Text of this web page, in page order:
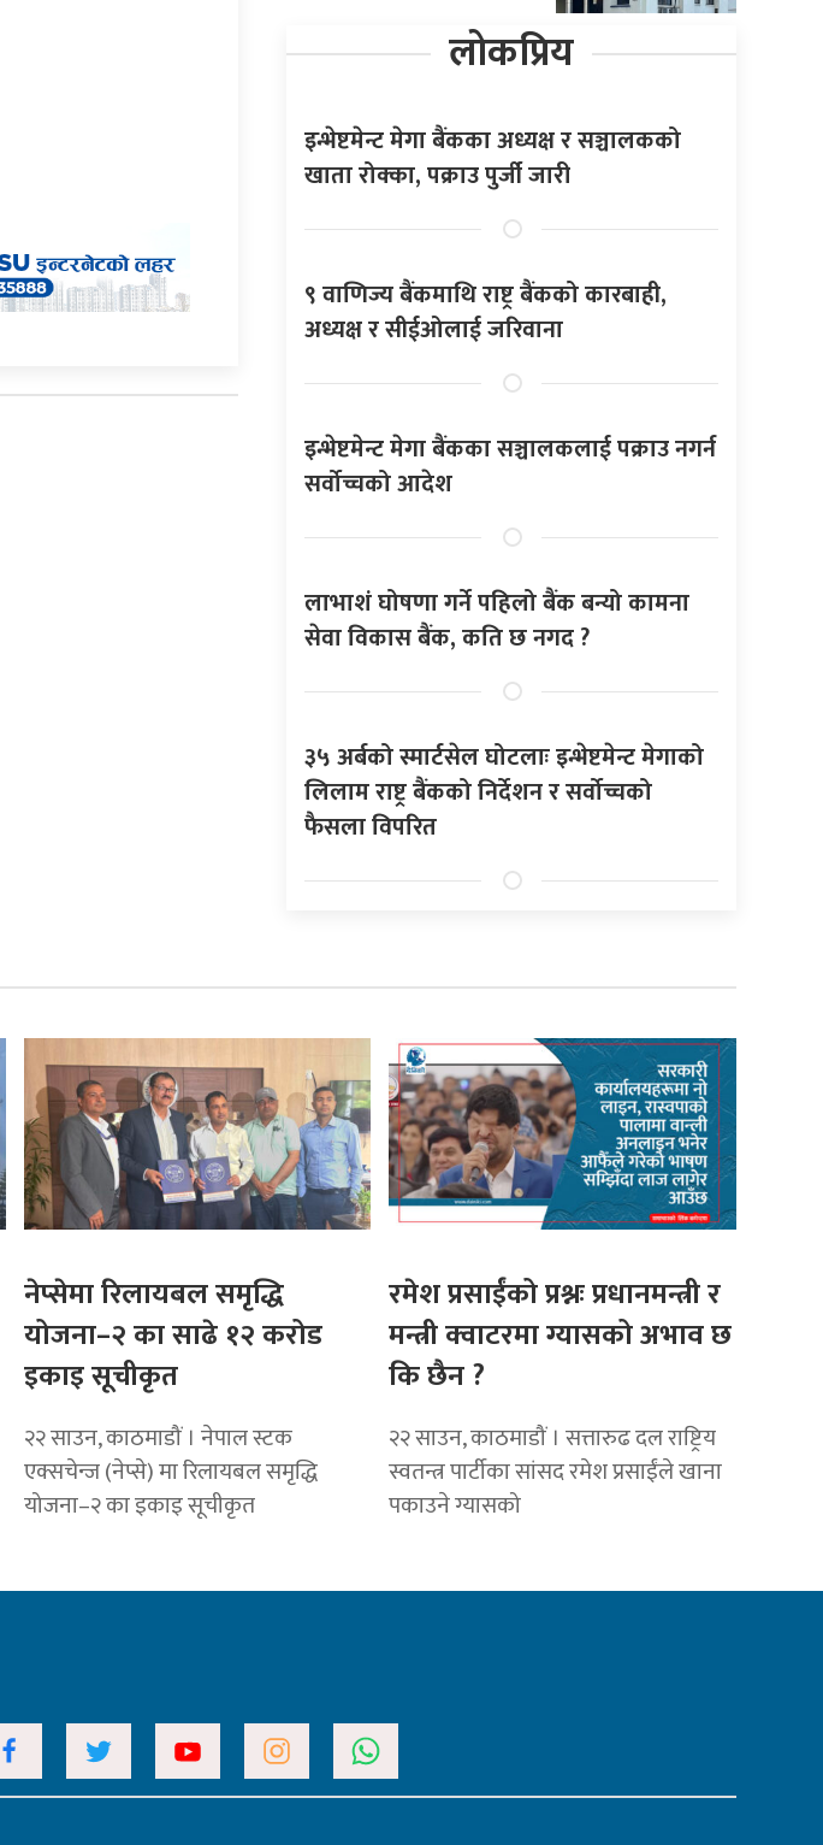
लोकप्रिय
इन्भेष्टमेन्ट मेगा बैंकका अध्यक्ष र सञ्चालकको
खाता रोक्का, पक्राउ पुर्जी जारी
९ वाणिज्य बैंकमाथि राष्ट्र बैंकको कारबाही,
अध्यक्ष र सीईओलाई जरिवाना
इन्भेष्टमेन्ट मेगा बैंकका सञ्चालकलाई पक्राउ नगर्न
सर्वोच्चको आदेश
लाभाशं घोषणा गर्ने पहिलो बैंक बन्यो कामना
सेवा विकास बैंक, कति छ नगद ?
३५ अर्बको स्मार्टसेल घोटलाः इन्भेष्टमेन्ट मेगाको
लिलाम राष्ट्र बैंकको निर्देशन र सर्वोच्चको
फैसला विपरित
नेप्सेमा रिलायबल समृद्धि
योजना–२ का साढे १२ करोड
इकाइ सूचीकृत
२२ साउन, काठमाडौं । नेपाल स्टक
एक्सचेन्ज (नेप्से) मा रिलायबल समृद्धि
योजना–२ का इकाइ सूचीकृत
रमेश प्रसाईंको प्रश्नः प्रधानमन्त्री र
मन्त्री क्वाटरमा ग्यासको अभाव छ
कि छैन ?
२२ साउन, काठमाडौं । सत्तारुढ दल राष्ट्रिय
स्वतन्त्र पार्टीका सांसद रमेश प्रसाईंले खाना
पकाउने ग्यासको